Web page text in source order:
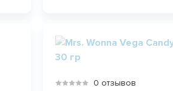
0 отзывов